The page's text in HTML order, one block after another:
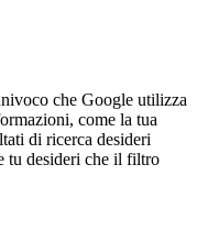
che Google utilizza
come la tua
di ricerca desideri
tu desideri che il filtro